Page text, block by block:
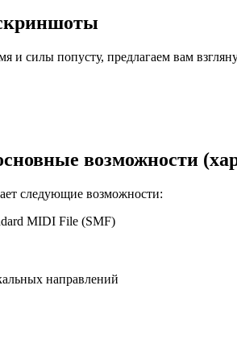
и силы попусту, предлагаем вам
возможности
следующие возможности:
MIDI File (SMF)
направлений